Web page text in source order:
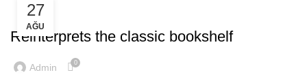
27
AĞU
DESIGN TRENDS
Reinterprets the classic bookshelf
Admin 0